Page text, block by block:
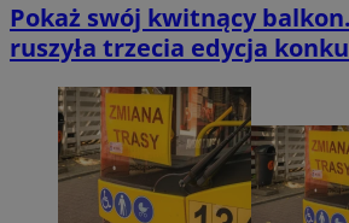
Pokaż swój kwitnący
ruszyła trzecia edycja